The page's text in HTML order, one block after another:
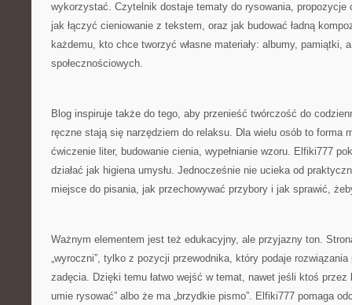
wykorzystać. Czytelnik dostaje tematy do rysowania, propozycje
jak łączyć cieniowanie z tekstem, oraz jak budować ładną
każdemu, kto chce tworzyć własne materiały: albumy, pamiątki,
społecznościowych.
Blog inspiruje także do tego, aby przenieść twórczość do
ręczne stają się narzędziem do relaksu. Dla wielu osób to forma
ćwiczenie liter, budowanie cienia, wypełnianie wzoru. Elfiki777
działać jak higiena umysłu. Jednocześnie nie ucieka od
miejsce do pisania, jak przechowywać przybory i jak sprawić,
Ważnym elementem jest też edukacyjny, ale przyjazny ton.
„wyroczni”, tylko z pozycji przewodnika, który podaje
zadęcia. Dzięki temu łatwo wejść w temat, nawet jeśli ktoś przez
umie rysować” albo że ma „brzydkie pismo”. Elfiki777 pomaga